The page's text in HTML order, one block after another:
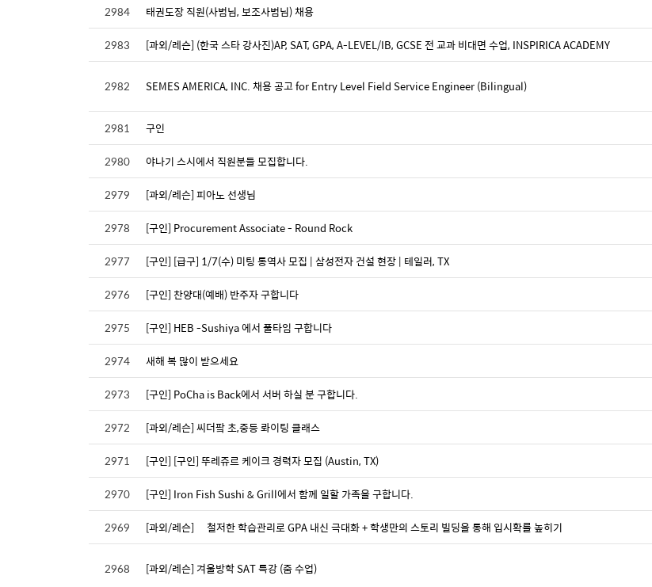
2984
태권도장 직원(사범님, 보조사범님) 채용
2983
[과외/레슨] (한국 스타 강사진)AP, SAT, GPA, A-LEVEL/IB, GCSE 전 교과 비대면 수업, INSPIRICA ACADEMY
2982 SEMES AMERICA, INC. 채용 공고 for Entry Level Field Service Engineer (Bilingual)
2981 구인
2980
야나기 스시에서 직원분들 모집합니다.
2979
[과외/레슨] 피아노 선생님
2978
[구인] Procurement Associate - Round Rock
2977
[구인] [급구] 1/7(수) 미팅 통역사 모집 | 삼성전자 건설 현장 | 테일러, TX
2976
[구인] 찬양대(예배) 반주자 구합니다
2975
[구인] HEB -Sushiya 에서 풀타임 구합니다
2974
새해 복 많이 받으세요
2973
[구인] PoCha is Back에서 서버 하실 분 구합니다.
2972
[과외/레슨] 씨더팤 초,중등 롸이팅 클래스
2971
[구인] [구인] 뚜레쥬르 케이크 경력자 모집 (Austin, TX)
2970
[구인] Iron Fish Sushi & Grill에서 함께 일할 가족을 구합니다.
2969
[과외/레슨] 철저한 학습관리로 GPA 내신 극대화 + 학생만의 스토리 빌딩을 통해 입시확률 높히기
2968 [과외/레슨] 겨울방학 SAT 특강 (줌 수업)